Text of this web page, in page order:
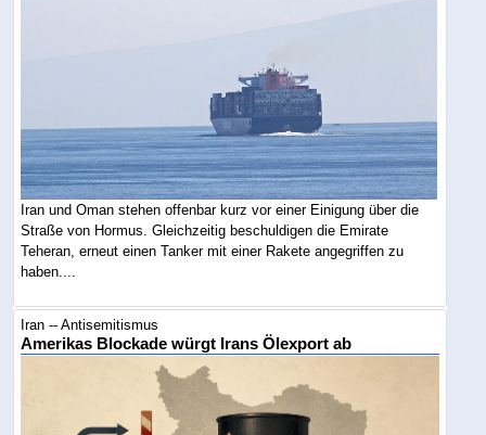
Iran und Oman stehen offenbar kurz vor einer Einigung über die
Straße von Hormus. Gleichzeitig beschuldigen die Emirate
Teheran, erneut einen Tanker mit einer Rakete angegriffen zu
haben....
Iran -- Antisemitismus
Amerikas Blockade würgt Irans Ölexport ab